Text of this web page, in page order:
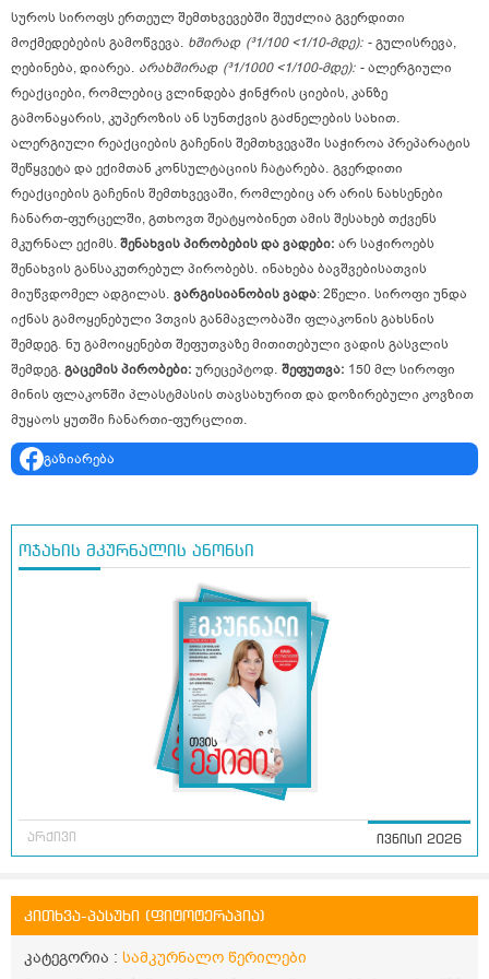
სუროს სიროფს ერთეულ შემთხვევებში შეუძლია გვერდითი
მოქმედებების გამოწვევა. ხშირად (³1/100 <1/10-მდე): - გულისრევა,
ღებინება, დიარეა. არახშირად (³1/1000 <1/100-მდე): - ალერგიული
რეაქციები, რომლებიც ვლინდება ჭინჭრის ციების, კანზე
გამონაყარის, კუპეროზის ან სუნთქვის გაძნელების სახით.
ალერგიული რეაქციების გაჩენის შემთხვევაში საჭიროა პრეპარატის
შეწყვეტა და ექიმთან კონსულტაციის ჩატარება. გვერდითი
რეაქციების გაჩენის შემთხვევაში, რომლებიც არ არის ნახსენები
ჩანართ-ფურცელში, გთხოვთ შეატყობინეთ ამის შესახებ თქვენს
მკურნალ ექიმს.შენახვის პირობების და ვადები: არ საჭიროებს
შენახვის განსაკუთრებულ პირობებს. ინახება ბავშვებისათვის
მიუწვდომელ ადგილას. ვარგისიანობის ვადა: 2წელი. სიროფი უნდა
იქნას გამოყენებული 3თვის განმავლობაში ფლაკონის გახსნის
შემდეგ. ნუ გამოიყენებთ შეფუთვაზე მითითებული ვადის გასვლის
შემდეგ.გაცემის პირობები: ურეცეპტოდ. შეფუთვა: 150 მლ სიროფი
მინის ფლაკონში პლასტმასის თავსახურით და დოზირებული კოვზით
მუყაოს ყუთში ჩანართი-ფურცლით.
გაზიარება
ოჯახის მკურნალის ანონსი
არქივი ივნისი 2026
კითხვა-პასუხი (ფიტოტერაპია)
კატეგორია : სამკურნალო წერილები